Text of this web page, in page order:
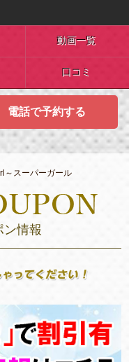
動画一覧
口コミ
電話で予約する
～スーパーガール
ン情報